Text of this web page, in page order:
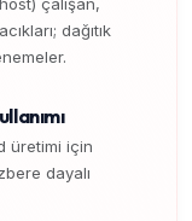
dağıtık
üretimi için
dayalı